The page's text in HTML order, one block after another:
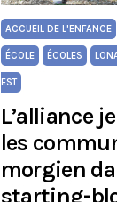
ACCUEIL DE L'ENFANCE
ÉCOLE ÉCOLES
EST
L’alliance
les
morgien
starting-